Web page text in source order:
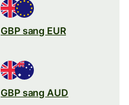
GBP sang EUR
GBP sang AUD